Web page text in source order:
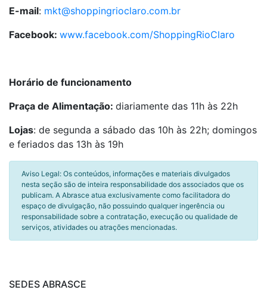
E-mail: mkt@shoppingrioclaro.com.br
Facebook: www.facebook.com/ShoppingRioClaro
Horário de funcionamento
Praça de Alimentação: diariamente das 11h às 22h
Lojas: de segunda a sábado das 10h às 22h; domingos
e feriados das 13h às 19h
Aviso Legal: Os conteúdos, informações e materiais divulgados
nesta seção são de inteira responsabilidade dos associados que os
publicam. A Abrasce atua exclusivamente como facilitadora do
espaço de divulgação, não possuindo qualquer ingerência ou
responsabilidade sobre a contratação, execução ou qualidade de
serviços, atividades ou atrações mencionadas.
SEDES ABRASCE